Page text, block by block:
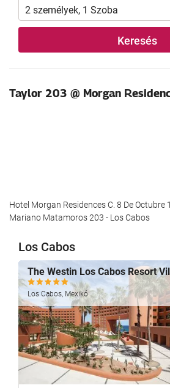
2 személyek, 1 Szoba
Keresés
Taylor 203 @ Morgan
Hotel Morgan Residences C. 8 De Octubre
Mariano Matamoros 203 - Los Cabos
Los Cabos
The Westin Los Cabos Resort
Los Cabos, Mexikó